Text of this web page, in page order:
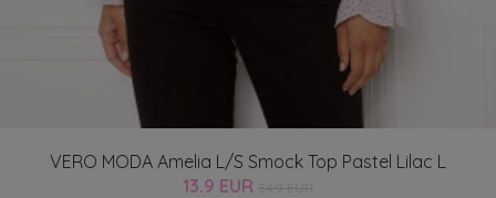
VERO MODA Amelia L/S Smock Top Pastel Lilac L
13.9 EUR